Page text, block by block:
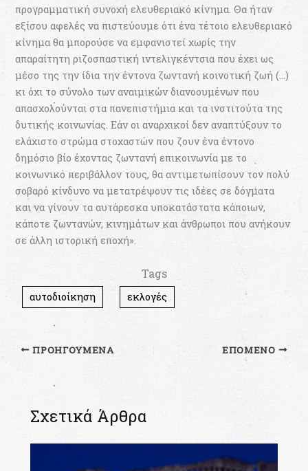
προγραµµατική συνοχή ελευθεριακό κίνηµα. Θα ήταν
εξίσου αφελές να πιστεύουµε ότι ένα τέτοιο ελευθεριακό
κίνηµα θα µπορούσε να εµφανιστεί χωρίς την
απαραίτητη ριζοσπαστική ιντελιγκέντσια που έχει ως
µέσο της την ίδια την έντονα ζωντανή κοινοτική ζωή (…)
κι όχι το σύνολο των αναιµικών διανοουµένων που
απασχολούνται στα πανεπιστήµια και τα ινστιτούτα της
δυτικής κοινωνίας. Εάν οι αναρχικοί δεν αναπτύξουν το
ελάχιστο στρώµα στοχαστών που ζουν ένα έντονο
δηµόσιο βίο έχοντας ζωντανή επικοινωνία µε το
κοινωνικό περιβάλλον τους, θα αντιµετωπίσουν τον πολύ
σοβαρό κίνδυνο να µετατρέψουν τις ιδέες σε δόγµατα
και να γίνουν τα αυτάρεσκα υποκατάστατα κάποιων,
κάποτε ζωντανών, κινηµάτων και άνθρωποι που ανήκουν
σε άλλη ιστορική εποχή».
Tags
αυτοδιοίκηση εκλογές
ΠΡΟΗΓΟΎΜΕΝΑ ΕΠΌΜΕΝΟ
Σχετικά Άρθρα